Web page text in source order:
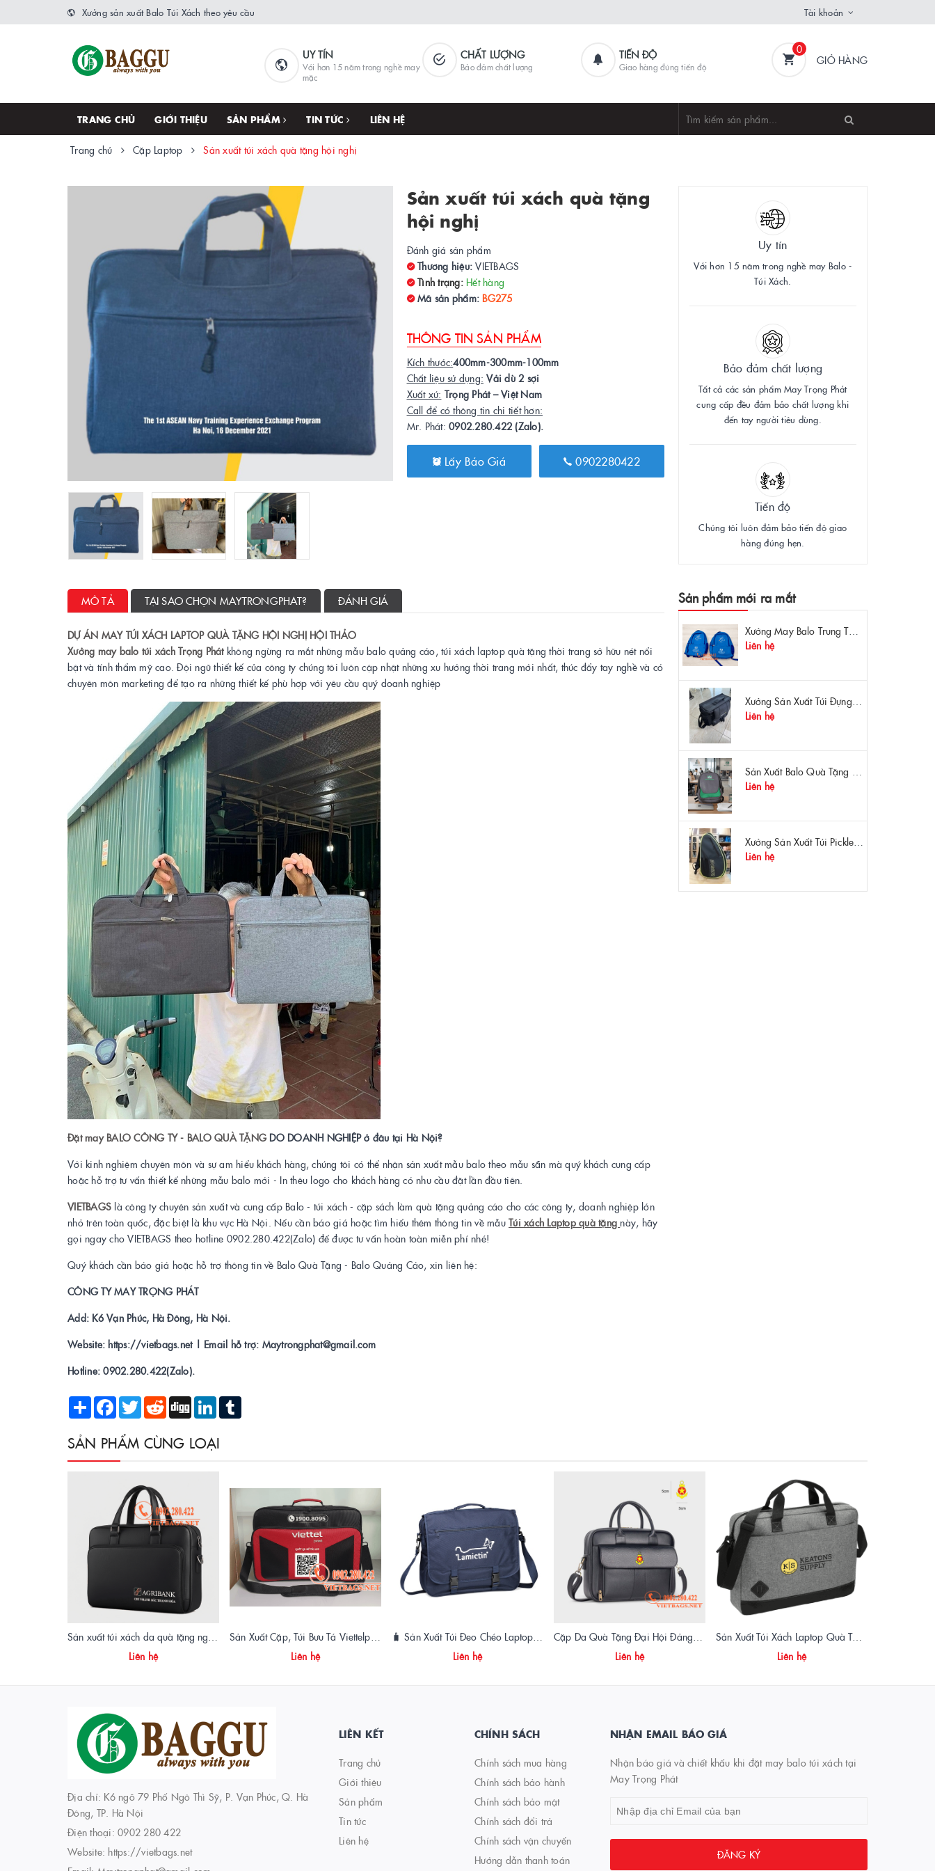
Xưởng sản xuất Balo Túi Xách theo yêu cầu Tài khoản
UY TÍN
Với hơn 15 năm trong nghề may
mặc
CHẤT LƯỢNG
Bảo đảm chất lượng
TIẾN ĐỘ
Giao hàng đúng tiến độ
0
GIỎ HÀNG
TRANG CHỦ GIỚI THIỆU SẢN PHẨM TIN TỨC LIÊN HỆ
Trang chủ Cặp Laptop Sản xuất túi xách quà tặng hội nghị
Sản xuất túi xách quà tặng
hội nghị
Đánh giá sản phẩm
Thương hiệu: VIETBAGS
Tình trạng: Hết hàng
Mã sản phẩm:BG275
THÔNG TIN SẢN PHẨM
Kích thước:400mm-300mm-100mm
Chất liệu sử dụng: Vải dù 2 sợi
Xuất xứ: Trọng Phát – Việt Nam
Call để có thông tin chi tiết hơn:
Mr. Phát: 0902.280.422 (Zalo).
Lấy Báo Giá 0902280422
Uy tín
Với hơn 15 năm trong nghề may Balo -
Túi Xách.
Bảo đảm chất lượng
Tất cả các sản phẩm May Trọng Phát
cung cấp đều đảm bảo chất lượng khi
đến tay người tiêu dùng.
Tiến độ
Chúng tôi luôn đảm bảo tiến độ giao
hàng đúng hẹn.
MÔ TẢ TẠI SAO CHỌN MAYTRONGPHAT? ĐÁNH GIÁ
DỰ ÁN MAY TÚI XÁCH LAPTOP QUÀ TẶNG HỘI NGHỊ HỘI THẢO
Xưởng may balo túi xách Trọng Phát không ngừng ra mắt những mẫu balo quảng cáo, túi xách laptop quà tặng thời trang sở hữu nét nổi
bật và tính thẩm mỹ cao. Đội ngũ thiết kế của công ty chúng tôi luôn cập nhật những xu hướng thời trang mới nhất, thúc đẩy tay nghề và có
chuyên môn marketing để tạo ra những thiết kế phù hợp với yêu cầu quý doanh nghiệp
Đặt may BALO CÔNG TY - BALO QUÀ TẶNGDO DOANH NGHIỆP ở đâu tại Hà Nội?
Với kinh nghiệm chuyên môn và sự am hiểu khách hàng, chúng tôi có thể nhận sản xuất mẫu balo theo mẫu sẵn mà quý khách cung cấp
hoặc hỗ trợ tư vấn thiết kế những mẫu balo mới - In thêu logo cho khách hàng có nhu cầu đặt lần đầu tiên.
VIETBAGS là công ty chuyên sản xuất và cung cấp Balo - túi xách - cặp sách làm quà tặng quảng cáo cho các công ty, doanh nghiệp lớn
nhỏ trên toàn quốc, đặc biệt là khu vực Hà Nội. Nếu cần báo giá hoặc tìm hiểu thêm thông tin về mẫu Túi xách Laptop quà tặngnày, hãy
gọi ngay cho VIETBAGS theo hotline 0902.280.422(Zalo) để được tư vấn hoàn toàn miễn phí nhé!
Quý khách cần báo giá hoặc hỗ trợ thông tin về Balo Quà Tặng - Balo Quảng Cáo, xin liên hệ:
CÔNG TY MAY TRỌNG PHÁT
Add: K6 Vạn Phúc, Hà Đông, Hà Nội.
Website: https://vietbags.net | Email hỗ trợ: Maytrongphat@gmail.com
Hotline: 0902.280.422(Zalo).
Share Facebook
Twitter Reddit Digg LinkedIn
Sản phẩm mới ra mắt
Xưởng May Balo Trung Tâm Ngoại Ngữ Apollo In Logo Giá Rẻ Tại Xưởng
Liên hệ
Xưởng Sản Xuất Túi Đựng Máy Đo OTDR Chất Lượng – Chống Va Đập, Giá Tận Xưởng
Liên hệ
Sản Xuất Balo Quà Tặng Dược Phẩm Hoa Linh - Giá Gốc Tại Xưởng
Liên hệ
Xưởng Sản Xuất Túi Pickleball Theo Yêu Cầu – Chất Lượng, Bền Bỉ, Thiết Kế Độc Quyền
Liên hệ
SẢN PHẨM CÙNG LOẠI
Sản xuất túi xách da quà tặng ngân hàng Agribank - Vietbags Trọng Phát
Liên hệ
Sản Xuất Cặp, Túi Bưu Tá Viettelpost Chất Lượng Cao | Xưởng May Vietbags
Liên hệ
🧳 Sản Xuất Túi Đeo Chéo Laptop Theo Yêu Cầu – VIETBAGS
Liên hệ
Cặp Da Quà Tặng Đại Hội Đảng | Sản Xuất Theo Yêu Cầu – VietBags Hà Nội
Liên hệ
Sản Xuất Túi Xách Laptop Quà Tặng Sự Kiện – Thiết Kế Theo Yêu Cầu, In Logo Chuyên Nghiệp
Liên hệ
Địa chỉ: K6 ngõ 79 Phố Ngô Thì Sỹ, P. Vạn Phúc, Q. Hà
Đông, TP. Hà Nội
Điện thoại: 0902 280 422
Website: https://vietbags.net
LIÊN KẾT
Trang chủ
Giới thiệu
Sản phẩm
Tin tức
Liên hệ
CHÍNH SÁCH
Chính sách mua hàng
Chính sách bảo hành
Chính sách bảo mật
Chính sách đổi trả
Chính sách vận chuyển
Hướng dẫn thanh toán
NHẬN EMAIL BÁO GIÁ
Nhận báo giá và chiết khấu khi đặt may balo túi xách tại
May Trọng Phát
ĐĂNG KÝ